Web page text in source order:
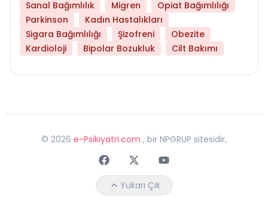
Sanal Bağımlılık
Migren
Opiat Bağımlılığı
Parkinson
Kadın Hastalıkları
Sigara Bağımlılığı
Şizofreni
Obezite
Kardioloji
Bipolar Bozukluk Cilt Bakımı
© 2026 e-Psikiyatri.com , bir NPGRUP sitesidir,
FaceebokTwitterYoutube
Yukarı Çık